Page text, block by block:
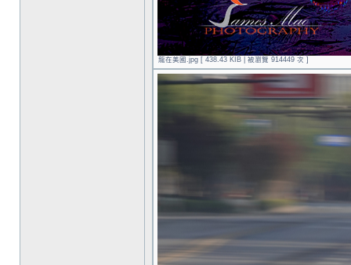
龍在美國.jpg [ 438.43 KIB | 被瀏覽 914449 次 ]